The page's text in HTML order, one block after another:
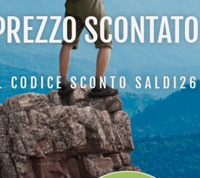
SCONTATO
CODICE SCONTO SALDI26